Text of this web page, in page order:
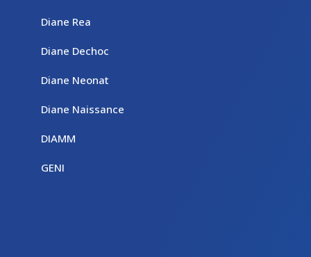
Diane Rea
Diane Dechoc
Diane Neonat
Diane Naissance
DIAMM
GENI